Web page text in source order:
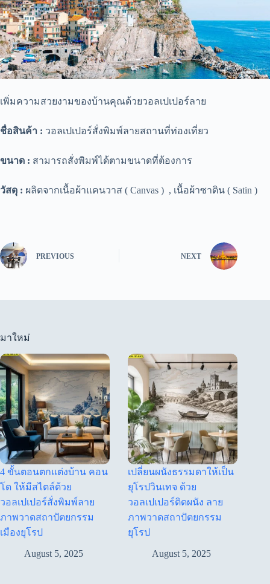
เพิ่มความสวยงามของบ้านคุณด้วยวอลเปเปอร์ลาย
ชื่อสินค้า : วอลเปเปอร์สั่งพิมพ์ลายสถานที่ท่องเที่ยว
ขนาด : สามารถสั่งพิมพ์ได้ตามขนาดที่ต้องการ
วัสดุ : ผลิตจากเนื้อผ้าแคนวาส ( Canvas ) , เนื้อผ้าซาติน ( Satin )
PREVIOUS NEXT
มาใหม่
4 ขั้นตอนตกแต่งบ้าน คอน
โด ให้มีสไตล์ด้วย
วอลเปเปอร์สั่งพิมพ์ลาย
ภาพวาดสถาปัตยกรรม
เมืองยุโรป
August 5, 2025
เปลี่ยนผนังธรรมดาให้เป็น
ยุโรปวินเทจ ด้วย
วอลเปเปอร์ติดผนัง ลาย
ภาพวาดสถาปัตยกรรม
ยุโรป
August 5, 2025